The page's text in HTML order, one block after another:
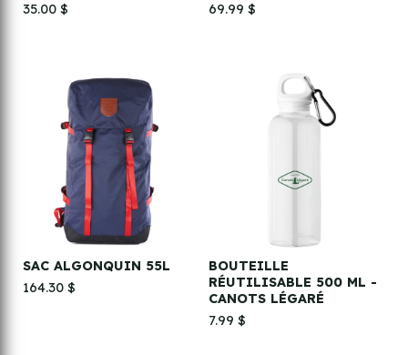
35.00 $
69.99 $
SAC ALGONQUIN 55L
164.30 $
BOUTEILLE
RÉUTILISABLE 500 ML -
CANOTS LÉGARÉ
7.99 $